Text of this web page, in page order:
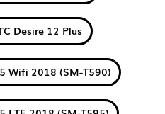
Desire 12 Plus
Wifi 2018 (SM-T590)